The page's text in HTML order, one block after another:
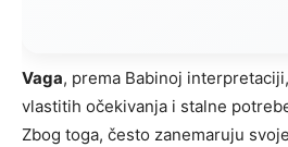
Vaga, prema Babinoj
vlastitih očekivanja i stalne
Zbog toga, često zanemaruju